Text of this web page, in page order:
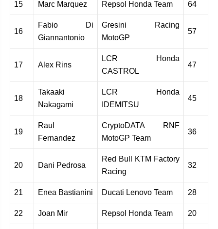
15 Marc Marquez Repsol Honda Team 64
16
Fabio Di
Giannantonio
Gresini Racing
MotoGP
57
17 Alex Rins
LCR Honda
CASTROL
47
18
Takaaki
Nakagami
LCR Honda
IDEMITSU
45
19
Raul
Fernandez
CryptoDATA RNF
MotoGP Team
36
20 Dani Pedrosa
Red Bull KTM Factory
Racing
32
21 Enea Bastianini Ducati Lenovo Team 28
22 Joan Mir Repsol Honda Team 20